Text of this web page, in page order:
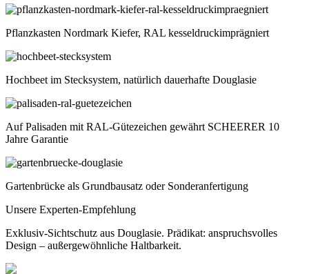
Pflanzkasten Nordmark Kiefer, RAL kesseldruckimprägniert
Hochbeet im Stecksystem, natürlich dauerhafte Douglasie
Auf Palisaden mit RAL-Gütezeichen gewährt SCHEERER 10
Jahre Garantie
Gartenbrücke als Grundbausatz oder Sonderanfertigung
Unsere Experten-Empfehlung
Exklusiv-Sichtschutz aus Douglasie. Prädikat: anspruchsvolles
Design – außergewöhnliche Haltbarkeit.